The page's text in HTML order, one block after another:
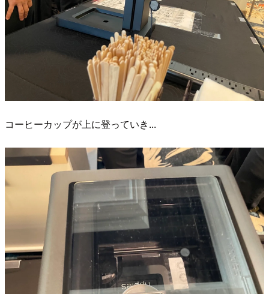
コーヒーカップが上に登っていき...